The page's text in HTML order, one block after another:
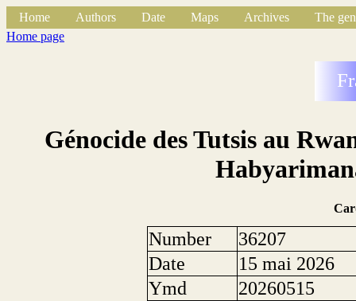
Home Authors Date Maps Archives
The
Home page
Génocide des Tutsis au
Number
36207
Date
15 mai 2026
Ymd
20260515